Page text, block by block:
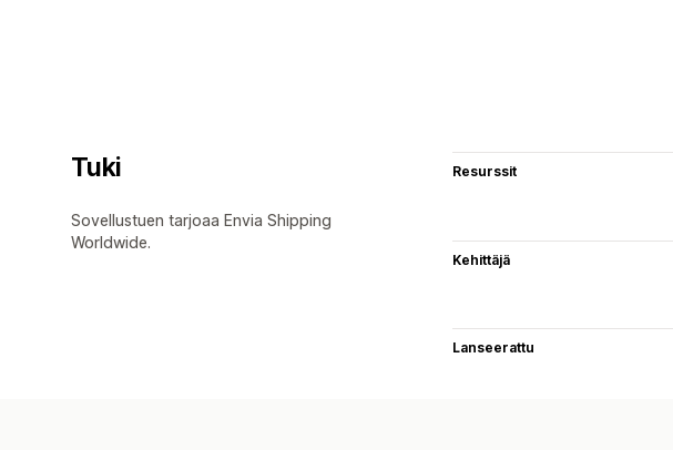
Tuki
Sovellustuen tarjoaa Envia Shipping
Worldwide.
Resurssit
Kehittäjä
Lanseerattu